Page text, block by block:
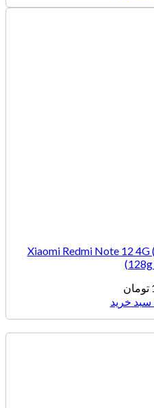
Xiaomi Redmi Note 12
تومان
خرید